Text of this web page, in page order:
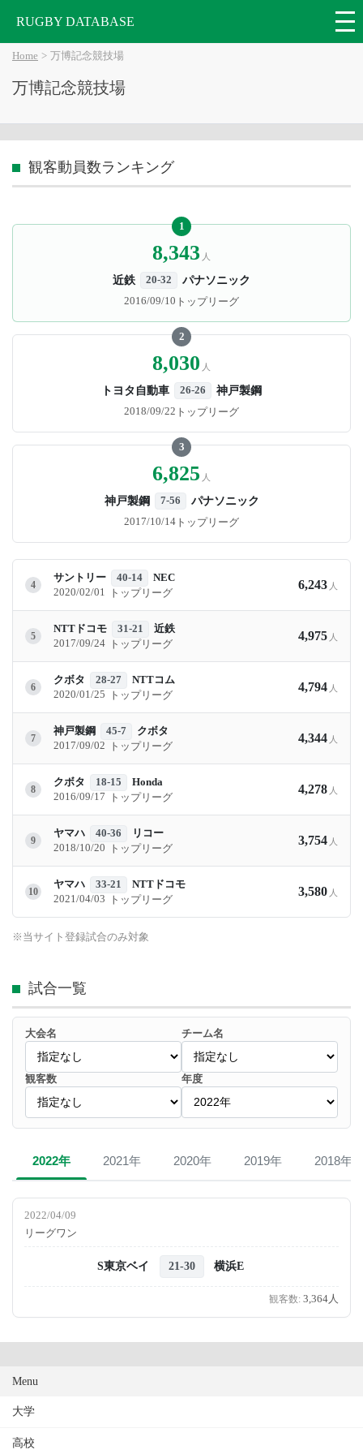
RUGBY DATABASE
Home 万博記念競技場
万博記念競技場
観客動員数ランキング
1
8,343 人
近鉄 20-32 パナソニック
2016/09/10 トップリーグ
2
8,030 人
トヨタ自動車 26-26 神戸製鋼
2018/09/22 トップリーグ
3
6,825 人
神戸製鋼 7-56 パナソニック
2017/10/14 トップリーグ
4
サントリー 40-14
NEC
2020/02/01
トップリーグ
6,243 人
5
NTTドコモ 31-21
近鉄
2017/09/24
トップリーグ
4,975 人
6
クボタ 28-27
NTTコム
2020/01/25
トップリーグ
4,794 人
7
神戸製鋼 45-7
クボタ
2017/09/02
トップリーグ
4,344 人
8
クボタ 18-15
Honda
2016/09/17
トップリーグ
4,278 人
9
ヤマハ 40-36
リコー
2018/10/20
トップリーグ
3,754 人
10
ヤマハ 33-21
NTTドコモ
2021/04/03
トップリーグ
3,580 人
※当サイト登録試合のみ対象
試合一覧
大会名 チーム名
観客数 年度
2022年 2021年 2020年 2019年 2018年
2022/04/09
リーグワン
S東京ベイ 21-30 横浜E
3,364人
Menu
大学
高校